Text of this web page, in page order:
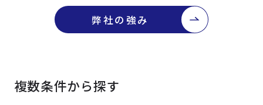
弊社の強み
複数条件から探す